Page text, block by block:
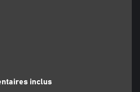
et factions locales.
ESCARMOUCHE :
contre des adversaires en ligne
Escarmouche en solo pour tester
inclus